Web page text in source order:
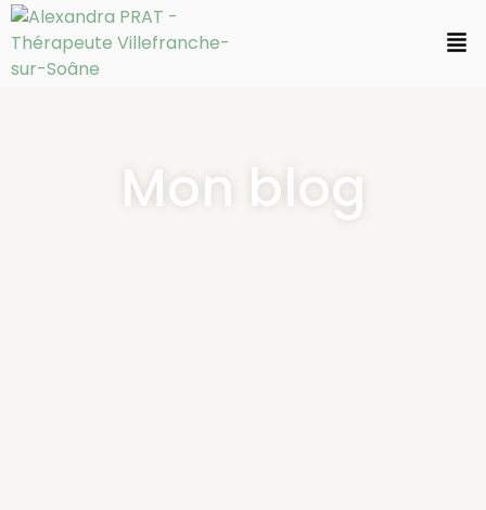
Mon blog